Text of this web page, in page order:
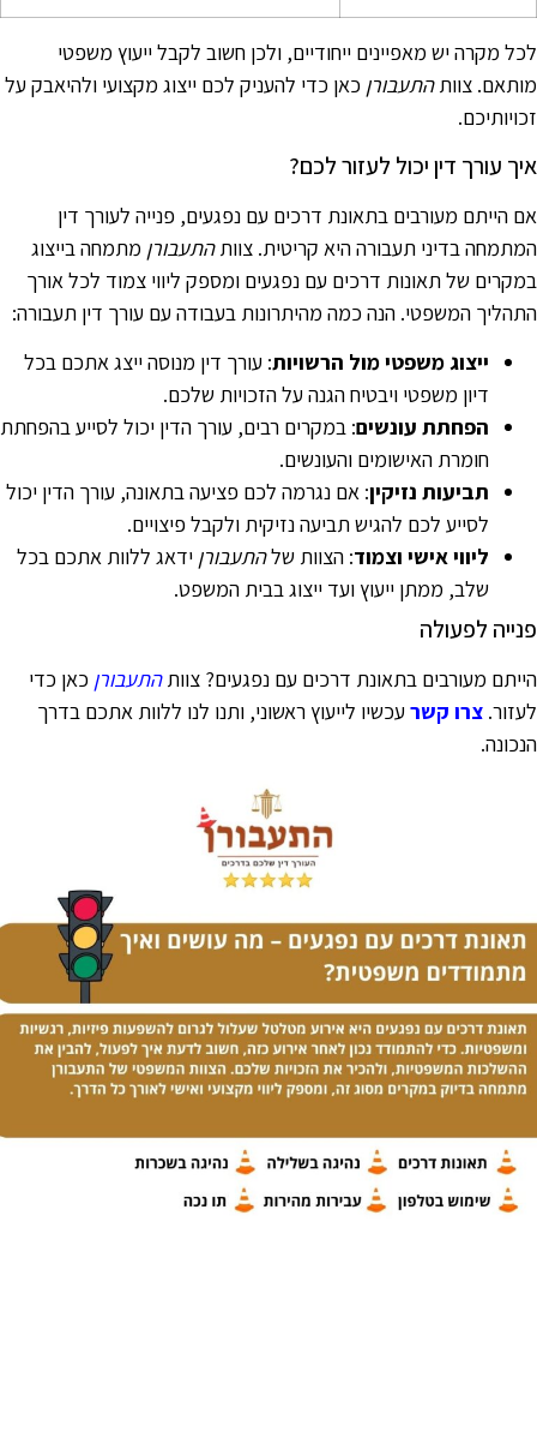
מקרה יש מאפיינים ייחודיים, ולכן חשוב לקבל ייעוץ משפטי
צוותהתעבורןכאן כדי להעניק לכם ייצוג מקצועי ולהיאבק על
עורך דין יכול לעזור לכם?
הייתם מעורבים בתאונת דרכים עם נפגעים, פנייה לעורך דין
בדיני תעבורה היא קריטית. צוות התעבורןמתמחה בייצוג
של תאונות דרכים עם נפגעים ומספק ליווי צמוד לכל אורך
המשפטי. הנה כמה מהיתרונות בעבודה עם עורך דין תעבורה:
ייצוג משפטי מול הרשויות: עורך דין מנוסה ייצג אתכם בכל
דיון משפטי ויבטיח הגנה על הזכויות שלכם.
הפחתת עונשים: במקרים רבים, עורך הדין יכול לסייע בהפחתת
חומרת האישומים והעונשים.
תביעות נזיקין: אם נגרמה לכם פציעה בתאונה, עורך הדין יכול
לסייע לכם להגיש תביעה נזיקית ולקבל פיצויים.
ליווי אישי וצמוד: הצוות שלהתעבורןידאג ללוות אתכם בכל
שלב, ממתן ייעוץ ועד ייצוג בבית המשפט.
לפעולה
מעורבים בתאונת דרכים עם נפגעים? צוותהתעבורן כאן כדי
צרו קשרעכשיו לייעוץ ראשוני, ותנו לנו ללוות אתכם בדרך